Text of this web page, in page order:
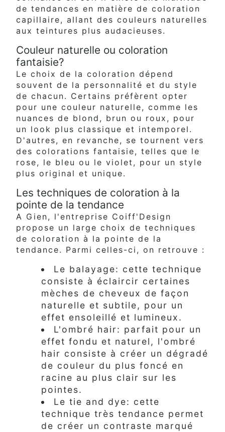
de tendances en matière de coloration
capillaire, allant des couleurs naturelles
aux teintures plus audacieuses.
Couleur naturelle ou coloration
fantaisie?
Le choix de la coloration dépend
souvent de la personnalité et du style
de chacun. Certains préfèrent opter
pour une couleur naturelle, comme les
nuances de blond, brun ou roux, pour
un look plus classique et intemporel.
D'autres, en revanche, se tournent vers
des colorations fantaisie, telles que le
rose, le bleu ou le violet, pour un style
plus original et unique.
Les techniques de coloration à la
pointe de la tendance
A Gien, l'entreprise Coiff'Design
propose un large choix de techniques
de coloration à la pointe de la
tendance. Parmi celles-ci, on retrouve :
Le balayage: cette technique
consiste à éclaircir certaines
mèches de cheveux de façon
naturelle et subtile, pour un
effet ensoleillé et lumineux.
L'ombré hair: parfait pour un
effet fondu et naturel, l'ombré
hair consiste à créer un dégradé
de couleur du plus foncé en
racine au plus clair sur les
pointes.
Le tie and dye: cette
technique très tendance permet
de créer un contraste marqué